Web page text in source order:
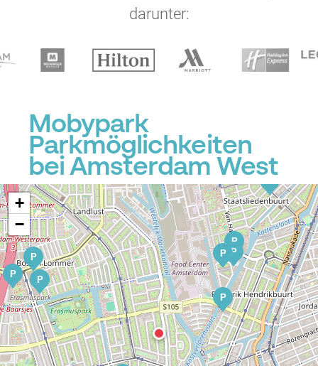
darunter:
Mobypark
Parkmöglichkeiten
bei Amsterdam West
P
P P
P
P
P
P
P
P
+
−